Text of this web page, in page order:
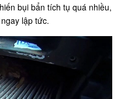
bụi bẩn tích tụ quá nhiều,
lập tức.